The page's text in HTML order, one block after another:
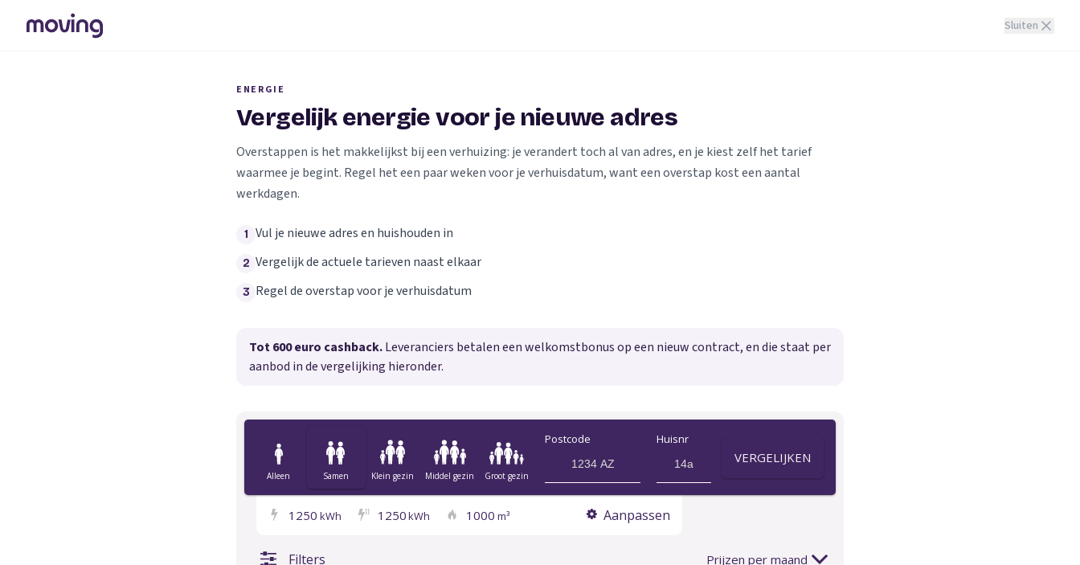
Sluiten
ENERGIE
Vergelijk energie voor je nieuwe adres
Overstappen is het makkelijkst bij een verhuizing: je verandert toch al van adres, en je kiest zelf het tarief
waarmee je begint. Regel het een paar weken voor je verhuisdatum, want een overstap kost een aantal
werkdagen.
1 Vul je nieuwe adres en huishouden in
2 Vergelijk de actuele tarieven naast elkaar
3 Regel de overstap voor je verhuisdatum
Tot 600 euro cashback.Leveranciers betalen een welkomstbonus op een nieuw contract, en die staat per
aanbod in de vergelijking hieronder.